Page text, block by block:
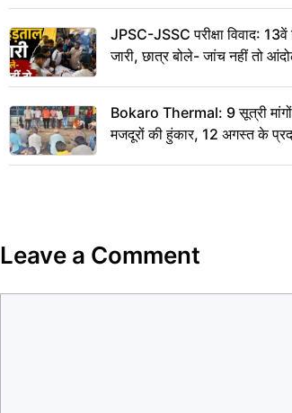
JPSC-JSSC परीक्षा विवाद:
जारी, छात्र बोले- जांच नहीं तो
Bokaro Thermal: 9 सूत्री
मजदूरों की हुंकार, 12 अगस्त के
Leave a Comment